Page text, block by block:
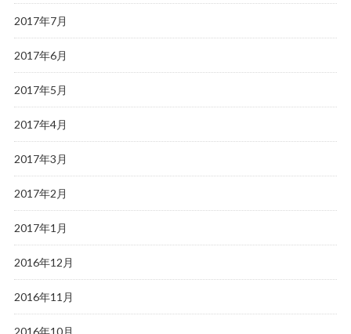
2017年7月
2017年6月
2017年5月
2017年4月
2017年3月
2017年2月
2017年1月
2016年12月
2016年11月
2016年10月